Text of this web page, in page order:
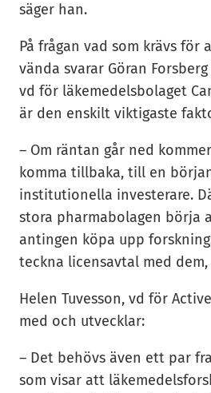
säger han.
På frågan vad som krävs för
vända svarar Göran
vd för läkemedelsbolaget
är den enskilt viktigaste
– Om räntan går ned
komma tillbaka, till en
institutionella investerare.
stora pharmabolagen börja
antingen köpa upp
teckna licensavtal med dem,
Helen Tuvesson, vd för
med och utvecklar:
– Det behövs även ett par
som visar att